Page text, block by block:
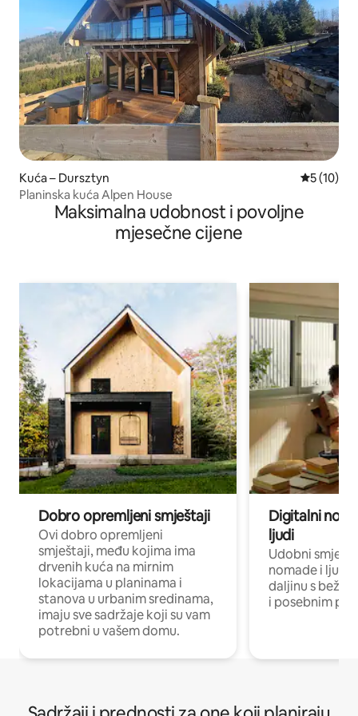
Kuća – Dursztyn Prosječna
5 (10)
Planinska kuća Alpen House
Maksimalna udobnost i povoljne
mjesečne cijene
Dobro opremljeni smještaji
Ovi dobro opremljeni
smještaji, među kojima ima
drvenih kuća na mirnim
lokacijama u planinama i
stanova u urbanim sredinama,
imaju sve sadržaje koji su vam
potrebni u vašem domu.
Digitalni
ljudi
Udobni
nomade i ljude
daljinu s
i posebnim